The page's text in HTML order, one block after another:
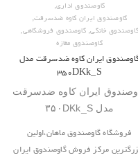
گاوصندوق اداری,
گاوصندوق ایران کاوه ضدسرقت,
گاوصندوق خانگی,گاوصندوق فروشگاهی,
گاوصندوق مغازه
ایران کاوه ضدسرقت مدل
۳۵۰DKk_S
ایران کاوه ضدسرقت
مدل ۳۵۰DKk_S
فروشگاه گاوصندوق ماهان،اولین
مرکز فروش گاوصندوق ایران